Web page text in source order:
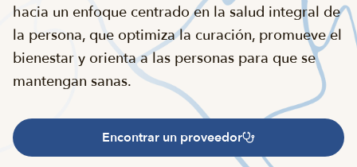
hacia un enfoque centrado en la salud integral de
la persona, que optimiza la curación, promueve el
bienestar y orienta a las personas para que se
mantengan sanas.
Encontrar un proveedor